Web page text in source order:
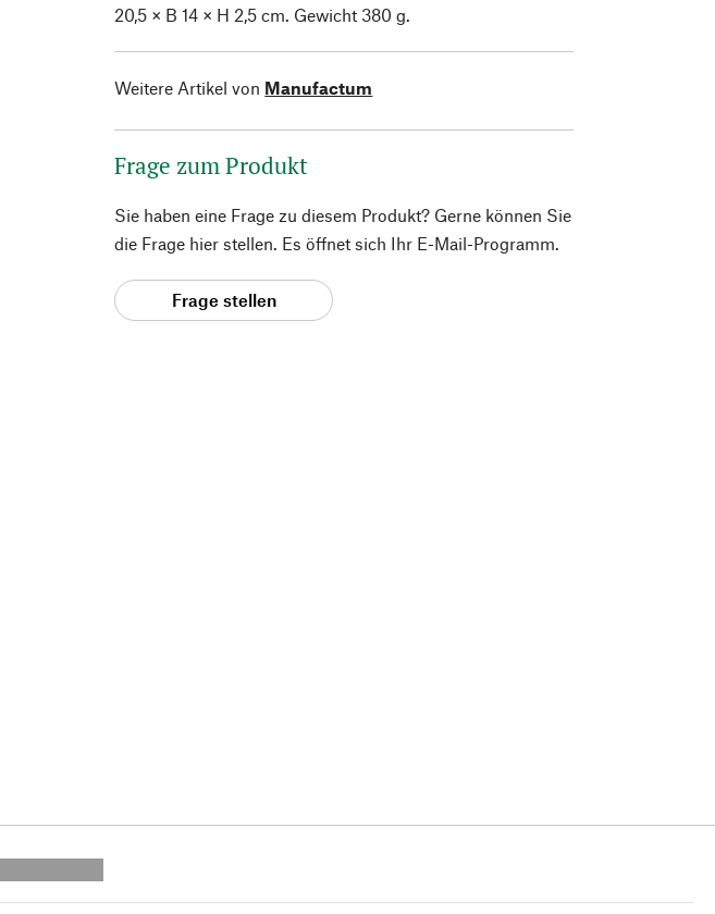
20,5 × B 14 × H 2,5 cm. Gewicht 380 g.
Weitere Artikel von Manufactum
Frage zum Produkt
Sie haben eine Frage zu diesem Produkt? Gerne können Sie
die Frage hier stellen. Es öffnet sich Ihr E-Mail-Programm.
Frage stellen